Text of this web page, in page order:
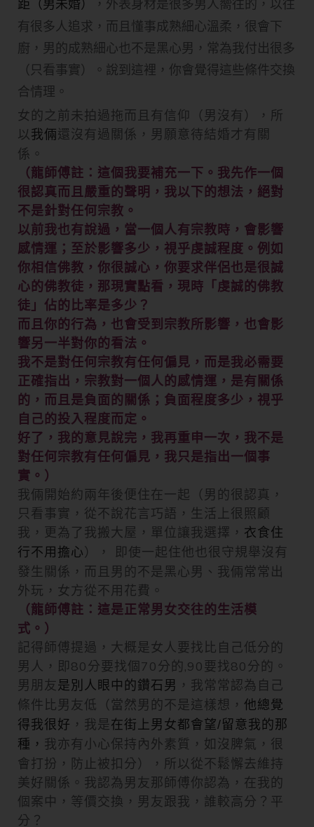
距（男未婚） ， 外表身材是很多男人嚮往的，以往
有很多人追求， 而且懂事成熟細心溫柔，很會下
廚，男的成熟細心也不是黑心男， 常為我付出很多
（只看事實）。說到這裡， 你會覺得這些條件交換
合情理。
女的之前未拍過拖而且有信仰（男沒有），所
以 我倆還沒有過關係，男願意待結婚才有關
係。
（龍師傅註：這個我要補充一下。我先作一個
很認真而且嚴重的聲明，我以下的想法，絕對
不是針對任何宗教。
以前我也有說過，當一個人有宗教時，會影響
感情運；至於影響多少，視乎虔誠程度。例如
你相信佛教，你很誠心，你要求伴侶也是很誠
心的佛教徒，那現實點看，現時「虔誠的佛教
徒」佔的比率是多少？
而且你的行為，也會受到宗教所影響，也會影
響另一半對你的看法。
我不是對任何宗教有任何偏見，而是我必需要
正確指出，宗教對一個人的感情運，是有關係
的，而且是負面的關係；負面程度多少，視乎
自己的投入程度而定。
好了，我的意見說完，我再重申一次，我不是
對任何宗教有任何偏見，我只是指出一個事
實。）
我倆開始約兩年後便住在一起（男的很認真，
只看事實，從不說花言巧語，生活上很照顧
我， 更為了我搬大屋，單位讓我選擇， 衣食住
行不用擔心）， 即使一起住他也很守規舉沒有
發生關係，而且男的不是黑心男、 我倆常常出
外玩，女方從不用花費。
（龍師傅註：這是正常男女交往的生活模
式。）
記得師傅提過，大概是女人要找比自己低分的
男人， 即80分要找個70分的,90要找80分的。
男朋友是別人眼中的鑽石男 ，我常常認為自己
條件比男友低（當然男的不是這樣想， 他總覺
得我很好 ，我是在街上男女都會望/留意我的那
種， 我亦有小心保持內外素質，如沒脾氣，很
會打扮，防止被扣分）， 所以從不鬆懈去維持
美好關係。我認為男友那師傅你認為， 在我的
個案中，等價交換，男友跟我，誰較高分？平
分？